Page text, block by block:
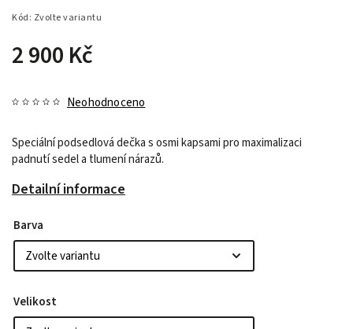
Kód: Zvolte variantu
2 900 Kč
Neohodnoceno
Speciální podsedlová dečka s osmi kapsami pro maximalizaci
padnutí sedel a tlumení nárazů.
Detailní informace
Barva
Velikost